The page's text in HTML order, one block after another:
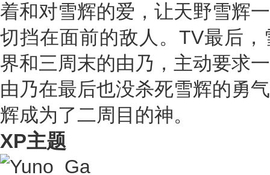
着和对雪辉的爱，让天野雪辉
切挡在面前的敌人。TV最后
界和三周末的由乃，主动要求
由乃在最后也没杀死雪辉的勇
辉成为了二周目的神。
XP主题